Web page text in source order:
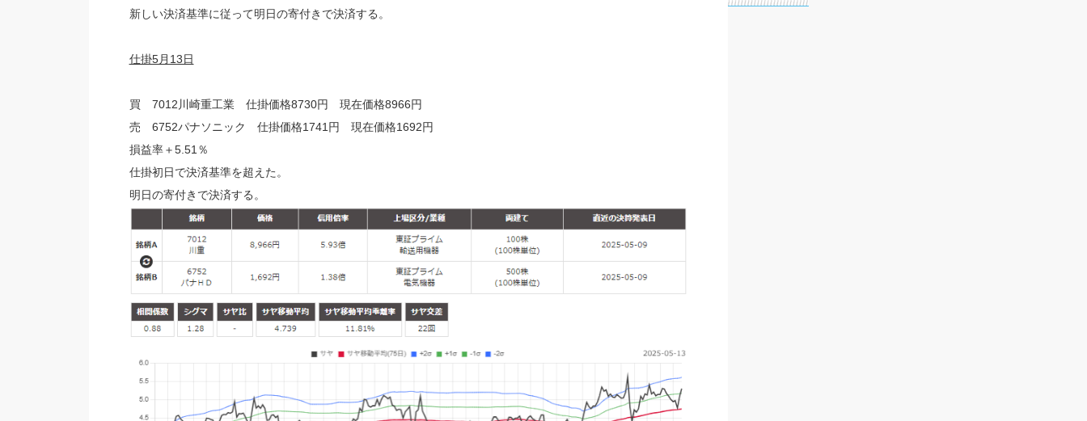
新しい決済基準に従って明日の寄付きで決済する。
仕掛5月13日
買 7012川崎重工業 仕掛価格8730円 現在価格8966円
売 6752パナソニック 仕掛価格1741円 現在価格1692円
損益率＋5.51％
仕掛初日で決済基準を超えた。
明日の寄付きで決済する。